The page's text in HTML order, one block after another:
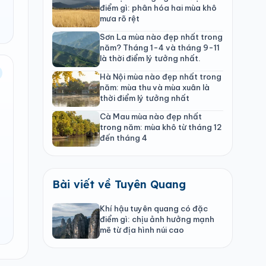
điểm gì: phân hóa hai mùa khô
mưa rõ rệt
Sơn La mùa nào đẹp nhất trong
năm? Tháng 1-4 và tháng 9-11
là thời điểm lý tưởng nhất.
Hà Nội mùa nào đẹp nhất trong
năm: mùa thu và mùa xuân là
thời điểm lý tưởng nhất
Cà Mau mùa nào đẹp nhất
trong năm: mùa khô từ tháng 12
đến tháng 4
Bài viết về Tuyên Quang
Khí hậu tuyên quang có đặc
điểm gì: chịu ảnh hưởng mạnh
mẽ từ địa hình núi cao